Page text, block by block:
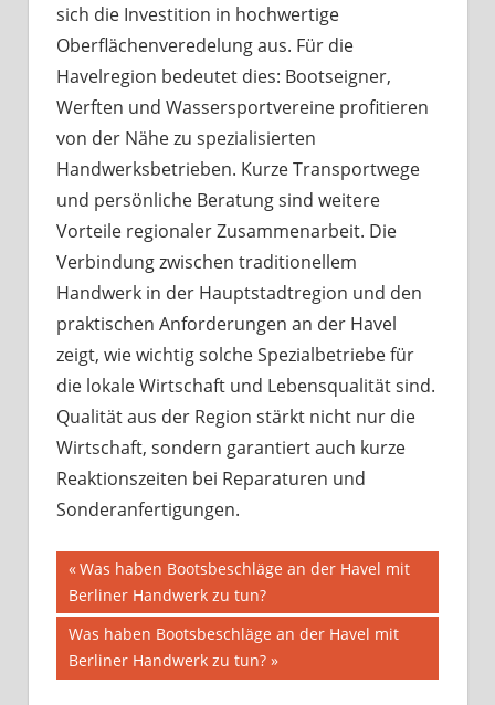
sich die Investition in hochwertige
Oberflächenveredelung aus. Für die
Havelregion bedeutet dies: Bootseigner,
Werften und Wassersportvereine profitieren
von der Nähe zu spezialisierten
Handwerksbetrieben. Kurze Transportwege
und persönliche Beratung sind weitere
Vorteile regionaler Zusammenarbeit. Die
Verbindung zwischen traditionellem
Handwerk in der Hauptstadtregion und den
praktischen Anforderungen an der Havel
zeigt, wie wichtig solche Spezialbetriebe für
die lokale Wirtschaft und Lebensqualität sind.
Qualität aus der Region stärkt nicht nur die
Wirtschaft, sondern garantiert auch kurze
Reaktionszeiten bei Reparaturen und
Sonderanfertigungen.
Beitragsnavigation
Vorheriger
Beitrag:
Was haben Bootsbeschläge an der Havel mit
Berliner Handwerk zu tun?
Nächster
Beitrag:
Was haben Bootsbeschläge an der Havel mit
Berliner Handwerk zu tun?